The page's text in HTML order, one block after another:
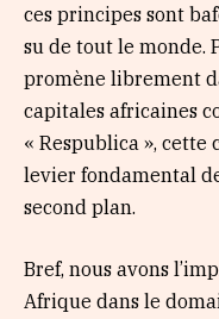
ces principes sont
su de tout le monde.
promène librement
capitales africaines
« Respublica »,
levier fondamental
second plan.
Bref, nous avons
Afrique dans le